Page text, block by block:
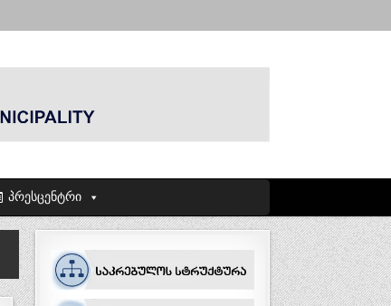
პრესცენტრი